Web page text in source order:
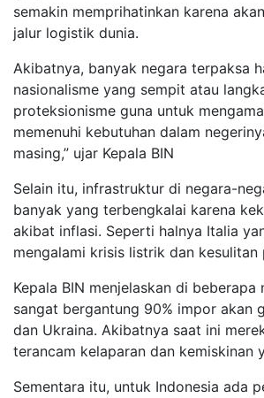
semakin memprihatinkan karena
jalur logistik dunia.
Akibatnya, banyak negara terpaksa
nasionalisme yang sempit atau
proteksionisme guna untuk
memenuhi kebutuhan dalam
masing,” ujar Kepala BIN
Selain itu, infrastruktur di negara-
banyak yang terbengkalai karena
akibat inflasi. Seperti halnya Italia
mengalami krisis listrik dan kesulitan
Kepala BIN menjelaskan di beberapa
sangat bergantung 90% impor akan
dan Ukraina. Akibatnya saat ini
terancam kelaparan dan kemiskinan
Sementara itu, untuk Indonesia ada